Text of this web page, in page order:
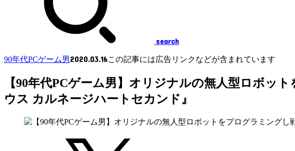
search
90年代PCゲーム男2020.03.16この記事には広告リンクなどが含まれています
【90年代PCゲーム男】オリジナルの無人型ロボッ
ウス カルネージハートセカンド』